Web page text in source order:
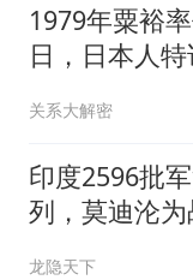
1979年粟裕
日，日本人
关系大解密
印度2596批
列，莫迪沦
龙隐天下